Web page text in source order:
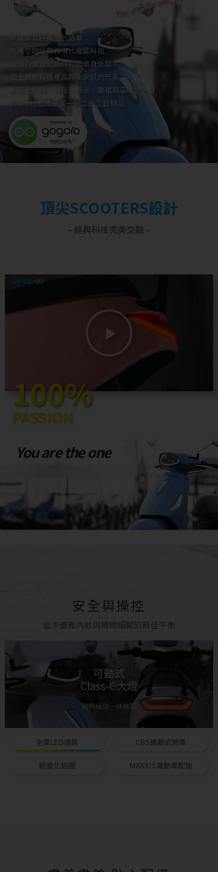
承襲歐式經典設計語彙
完美交融經典與現代電能科技
以簡約優雅的曲線打造車身外型
加上最新科技產品與未來感的元素
創造出經典、科技、時尚、優雅和品味於一身
將Ur1打造成最獨一無二的工藝精品
頂尖SCOOTERS設計
– 經典科技完美交融 –
100%
PASSION
You are the one
安全與操控
追求優雅內斂與精緻細膩的最佳平衡
可動式
Class-C⼤燈
隨時給你一抹微笑
全車LED燈具 CBS連動式煞車
輕量化鋁圈 MAXXIS電動車配胎